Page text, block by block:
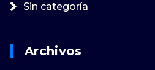
Sin categoría
Archivos